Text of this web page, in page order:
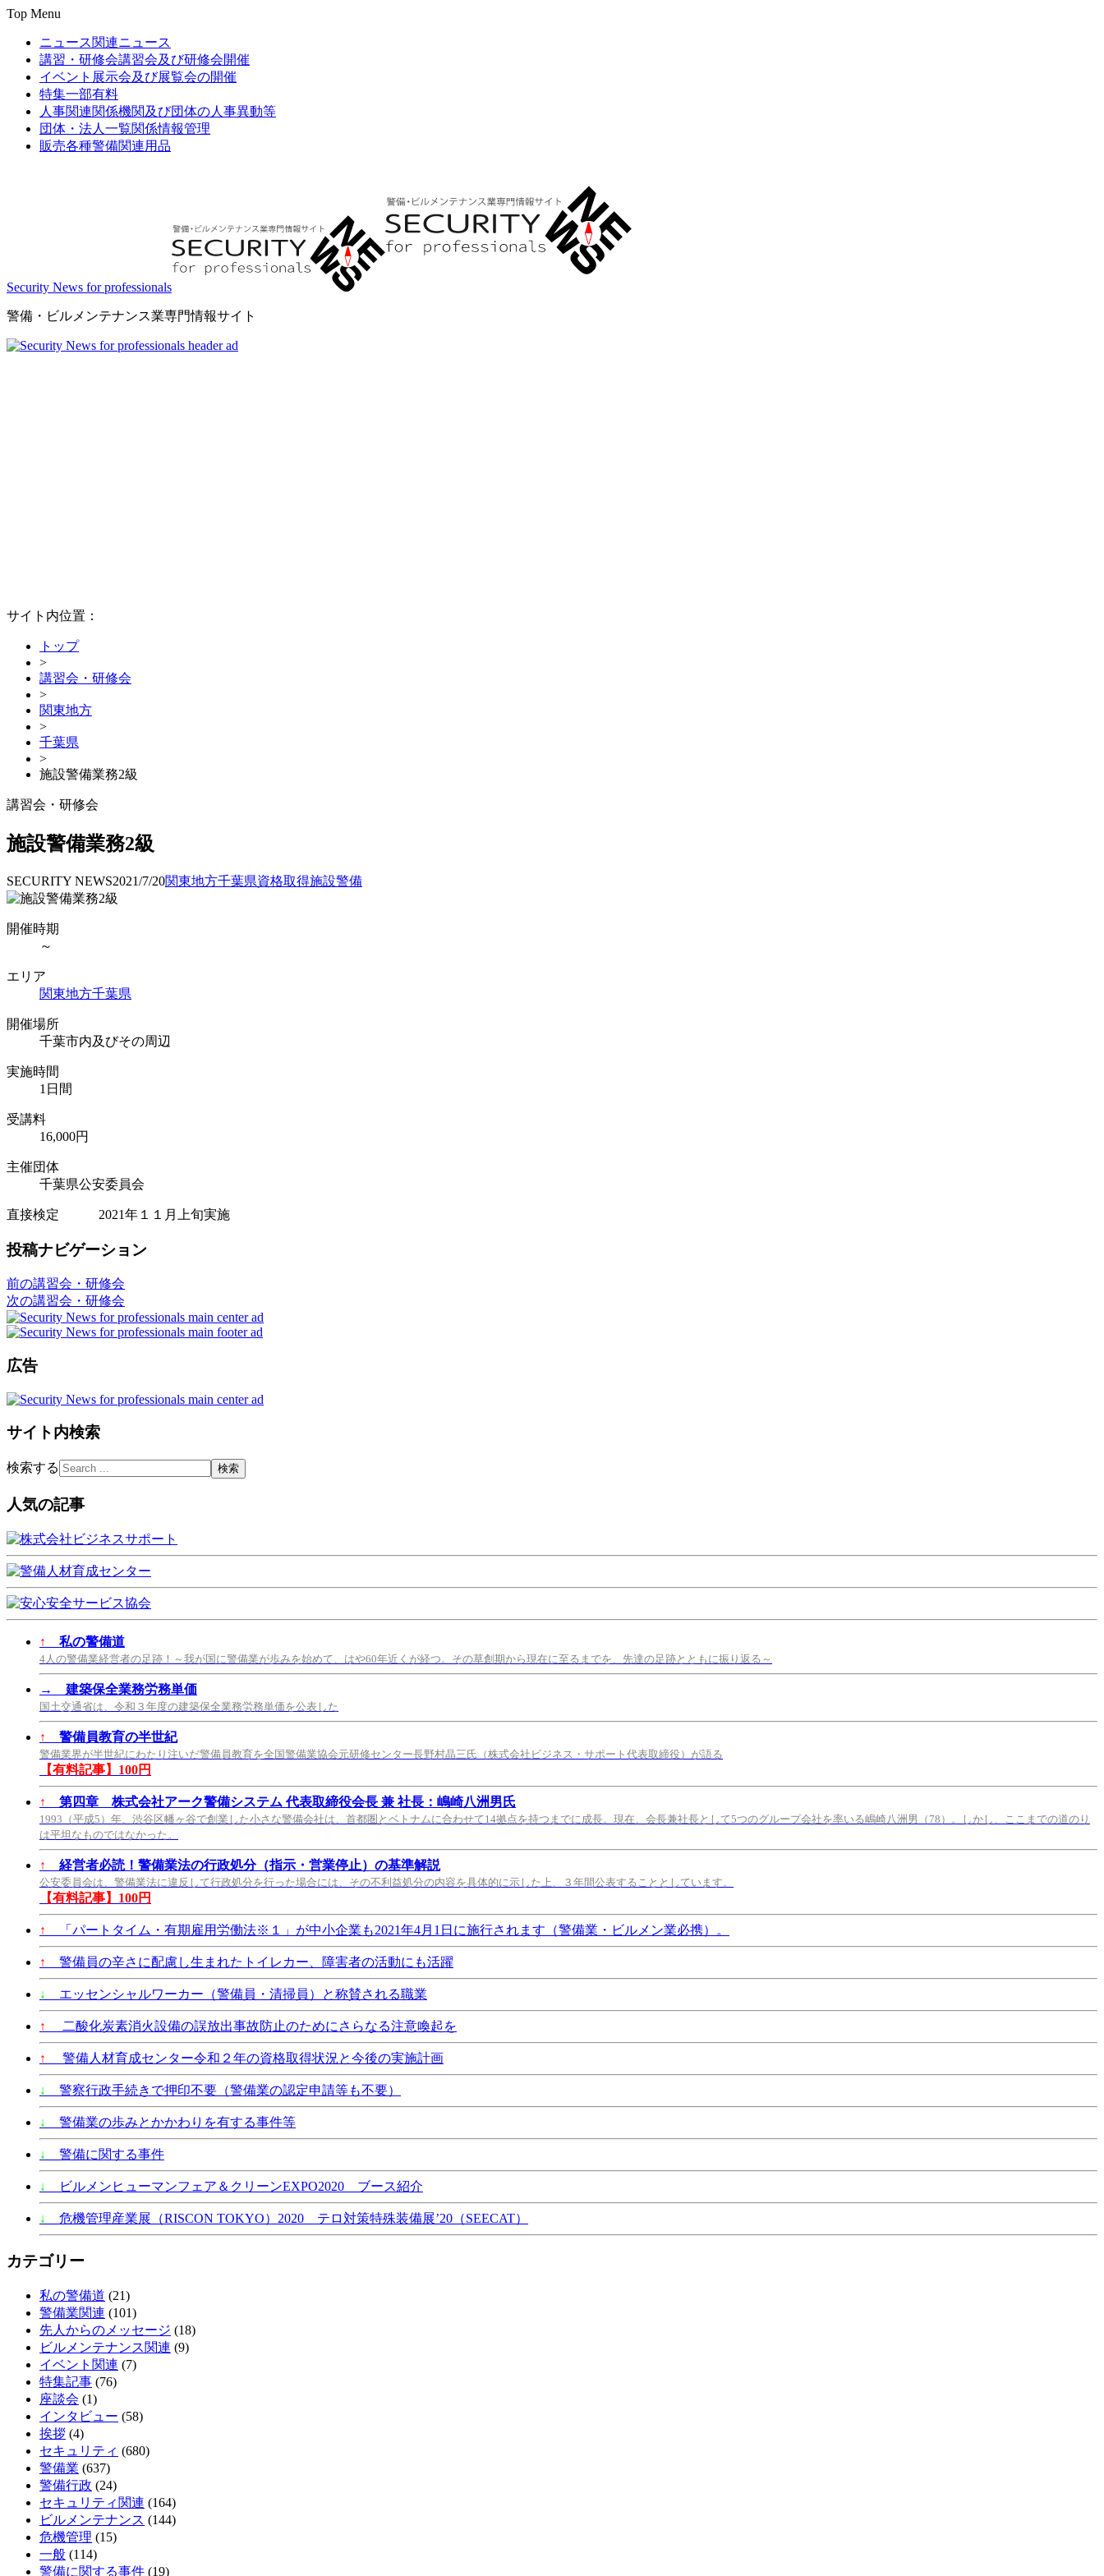
Top Menu
ニュース関連ニュース
講習・研修会講習会及び研修会開催
イベント 展示会及び展覧会の開催
特集一部有料
人事関連関係機関及び団体の人事異動等
団体・法人一覧関係情報管理
販売各種警備関連用品
Security News for professionals
警備・ビルメンテナンス業専門情報サイト
サイト内位置：
トップ
>
講習会・研修会
>
関東地方
>
千葉県
>
施設警備業務2級
講習会・研修会
施設警備業務2級
SECURITY NEWS2021/7/20関東地方千葉県資格取得施設警備
開催時期
～
エリア
関東地方千葉県
開催場所
千葉市内及びその周辺
実施時間
1日間
受講料
16,000円
主催団体
千葉県公安委員会
直接検定 2021年１１月上旬実施
投稿ナビゲーション
前の講習会・研修会
次の講習会・研修会
広告
サイト内検索
検索する
人気の記事
↑ 私の警備道
4人の警備業経営者の足跡！～我が国に警備業が歩みを始めて、はや60年近くが経つ。その草創期から現在に至るまでを、先達の足跡とともに振り返る～
→ 建築保全業務労務単価
国土交通省は、令和３年度の建築保全業務労務単価を公表した
↑ 警備員教育の半世紀
警備業界が半世紀にわたり注いだ警備員教育を全国警備業協会元研修センター長野村晶三氏（株式会社ビジネス・サポート代表取締役）が語る
【有料記事】100円
↑ 第四章 株式会社アーク警備システム 代表取締役会長 兼 社長：嶋崎八洲男氏
1993（平成5）年、渋谷区幡ヶ谷で創業した小さな警備会社は、首都圏とベトナムに合わせて14拠点を持つまでに成長。現在、会長兼社長として5つのグループ会社を率いる嶋崎八洲男（78）。しかし、ここまでの道のり
は平坦なものではなかった。
↑ 経営者必読！警備業法の行政処分（指示・営業停止）の基準解説
公安委員会は、警備業法に違反して行政処分を行った場合には、その不利益処分の内容を具体的に示した上、３年間公表することとしています。
【有料記事】100円
↑ 「パートタイム・有期雇用労働法※１」が中小企業も2021年4月1日に施行されます（警備業・ビルメン業必携）。
↑ 警備員の辛さに配慮し生まれたトイレカー、障害者の活動にも活躍
↓ エッセンシャルワーカー（警備員・清掃員）と称賛される職業
↑ 二酸化炭素消火設備の誤放出事故防止のためにさらなる注意喚起を
↑ 警備人材育成センター令和２年の資格取得状況と今後の実施計画
↓ 警察行政手続きで押印不要（警備業の認定申請等も不要）
↓ 警備業の歩みとかかわりを有する事件等
↓ 警備に関する事件
↓ ビルメンヒューマンフェア＆クリーンEXPO2020 ブース紹介
↓ 危機管理産業展（RISCON TOKYO）2020 テロ対策特殊装備展’20（SEECAT）
カテゴリー
私の警備道 (21)
警備業関連 (101)
先人からのメッセージ (18)
ビルメンテナンス関連 (9)
イベント関連 (7)
特集記事 (76)
座談会 (1)
インタビュー (58)
挨拶 (4)
セキュリティ (680)
警備業 (637)
警備行政 (24)
セキュリティ関連 (164)
ビルメンテナンス (144)
危機管理 (15)
一般 (114)
警備に関する事件 (19)